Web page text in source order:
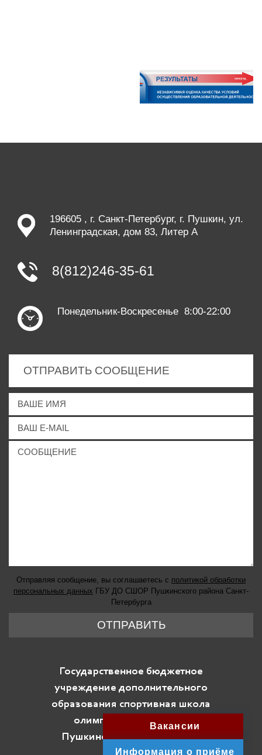
196605 , г. Санкт-Петербург, г. Пушкин, ул.
Ленинградская, дом 83, Литер А
8(812)246-35-61
Понедельник-Воскресенье 8:00-22:00
ОТПРАВИТЬ СООБЩЕНИЕ
Отправляя сообщение, вы соглашаетесь с политикой обработки
персональных данных ГБУ ДО СШОР Пушкинского района Санкт-
Петербурга
ОТПРАВИТЬ
Государственное бюджетное
учреждение дополнительного
образования спортивная школа
олимпийского резерва
Пушкинского района Санкт-
Вакансии
Информация о приёме